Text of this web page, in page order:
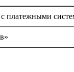
платежными